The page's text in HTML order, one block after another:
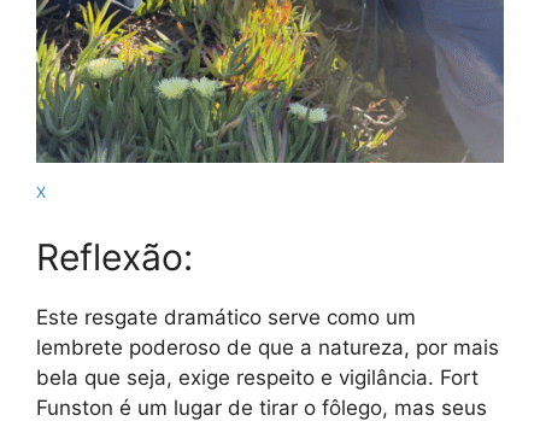
X
Reflexão:
Este resgate dramático serve como um
lembrete poderoso de que a natureza, por mais
bela que seja, exige respeito e vigilância. Fort
Funston é um lugar de tirar o fôlego, mas seus